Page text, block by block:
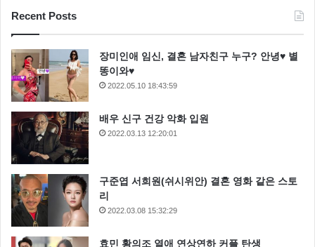
Recent Posts
장미인애 임신, 결혼 남자친구 누구? 안녕♥ 별
똥이와♥
2022.05.10 18:43:59
배우 신구 건강 악화 입원
2022.03.13 12:20:01
구준엽 서희원(쉬시위안) 결혼 영화 같은 스토
리
2022.03.08 15:32:29
효민 황의조 열애 연상연하 커플 탄생